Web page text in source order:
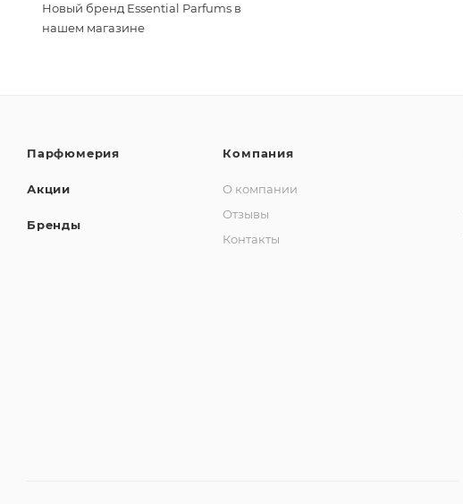
Новый бренд Essential Parfums в
нашем магазине
Парфюмерия
Акции
Бренды
Компания
О компании
Отзывы
Контакты